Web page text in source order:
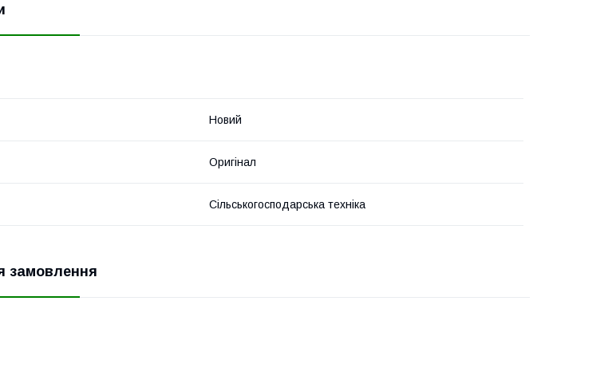
Новий
Оригінал
Сільськогосподарська техніка
замовлення